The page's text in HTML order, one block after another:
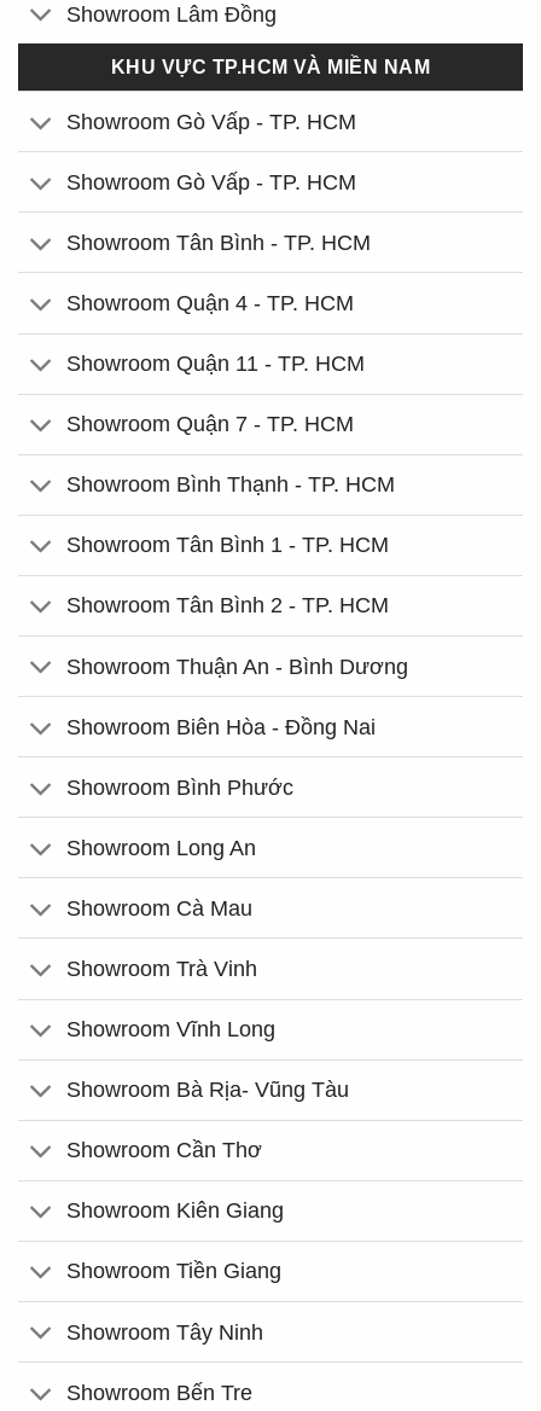
Showroom Lâm Đồng
KHU VỰC TP.HCM VÀ MIỀN NAM
Showroom Gò Vấp - TP. HCM
Showroom Gò Vấp - TP. HCM
Showroom Tân Bình - TP. HCM
Showroom Quận 4 - TP. HCM
Showroom Quận 11 - TP. HCM
Showroom Quận 7 - TP. HCM
Showroom Bình Thạnh - TP. HCM
Showroom Tân Bình 1 - TP. HCM
Showroom Tân Bình 2 - TP. HCM
Showroom Thuận An - Bình Dương
Showroom Biên Hòa - Đồng Nai
Showroom Bình Phước
Showroom Long An
Showroom Cà Mau
Showroom Trà Vinh
Showroom Vĩnh Long
Showroom Bà Rịa- Vũng Tàu
Showroom Cần Thơ
Showroom Kiên Giang
Showroom Tiền Giang
Showroom Tây Ninh
Showroom Bến Tre